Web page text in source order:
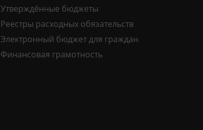
Утверждённые бюджеты
Реестры расходных обязательств
Электронный бюджет для граждан
Финансовая грамотность